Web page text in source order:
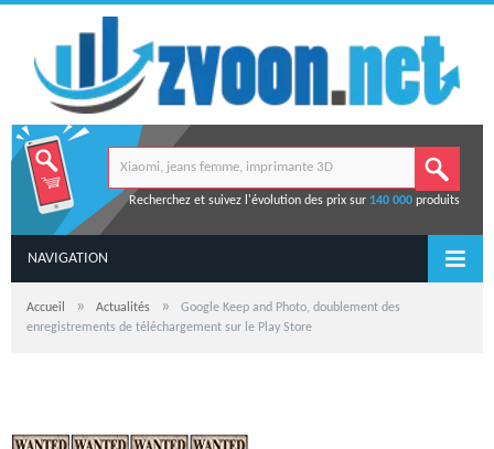
Recherchez et suivez l'évolution des prix sur 140 000produits
NAVIGATION
Accueil » Actualités »
Google Keep and Photo, doublement des
enregistrements de téléchargement sur le Play Store